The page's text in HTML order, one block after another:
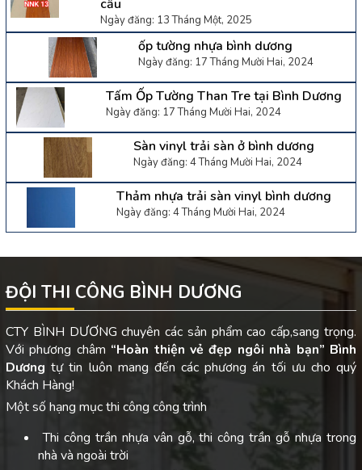
cầu
Ngày đăng: 13 Tháng Một, 2025
ốp tường nhựa bình dương
Ngày đăng: 17 Tháng Mười Hai, 2024
Tấm Ốp Tường Than Tre tại Bình Dương
Ngày đăng: 17 Tháng Mười Hai, 2024
Sàn vinyl trải sàn ở bình dương
Ngày đăng: 4 Tháng Mười Hai, 2024
Thảm nhựa trải sàn vinyl bình dương
Ngày đăng: 4 Tháng Mười Hai, 2024
ĐỘI THI CÔNG BÌNH DƯƠNG
CTY BÌNH DƯƠNG chuyên các sản phẩm cao cấp,sang trọng.
Với phương châm “Hoàn thiện vẻ đẹp ngôi nhà bạn” Bình
Dươngtự tin luôn mang đến các phương án tối ưu cho quý
Khách Hàng!
Một số hạng mục thi công công trình
Thi công trần nhựa vân gỗ, thi công trần gỗ nhựa trong
nhà và ngoài trời